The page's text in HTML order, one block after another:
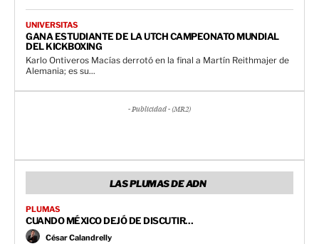
UNIVERSITAS
GANA ESTUDIANTE DE LA UTCH CAMPEONATO MUNDIAL
DEL KICKBOXING
Karlo Ontiveros Macías derrotó en la final a Martín Reithmajer de
Alemania; es su...
- Publicidad - (MR2)
LAS PLUMAS DE ADN
PLUMAS
CUANDO MÉXICO DEJÓ DE DISCUTIR…
César Calandrelly